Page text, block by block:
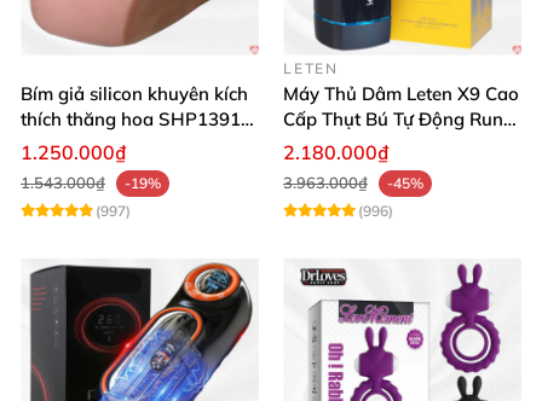
Bím giả silicon khuyên kích
thích thăng hoa SHP1391
ShopHanhPhuc
1.250.000₫
1.543.000₫
-19%
(997)
LETEN
Máy Thủ Dâm Leten X9 Cao
Cấp Thụt Bú Tự Động Rung
Rên
2.180.000₫
3.963.000₫
-45%
(996)